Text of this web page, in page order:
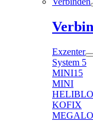
Exzenter
System 5
MINI15
MINI
KOFIX